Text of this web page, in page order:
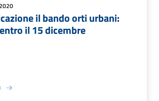
il bando orti urbani:
il 15 dicembre